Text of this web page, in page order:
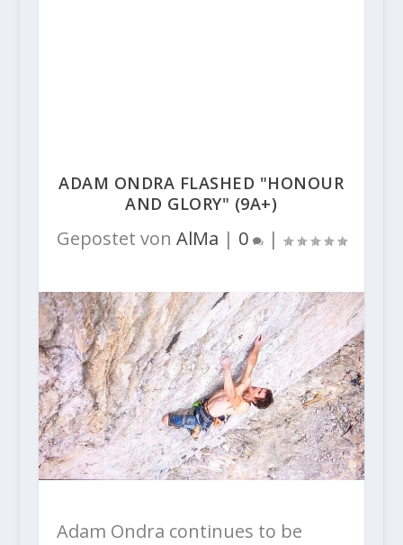
ADAM ONDRA FLASHED "HONOUR
AND GLORY" (9A+)
Gepostet von AlMa | 0 |
Adam Ondra continues to be